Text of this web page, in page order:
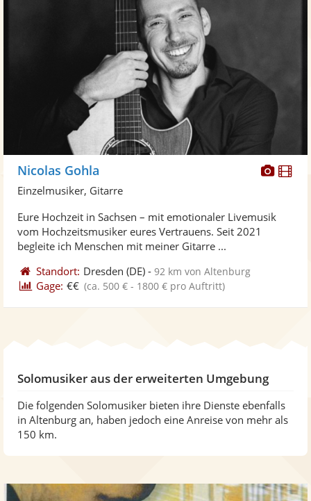
Fotos
Nicolas Gohla
Einzelmusiker, Gitarre
Eure Hochzeit in Sachsen – mit emotionaler Livemusik
vom Hochzeitsmusiker eures Vertrauens. Seit 2021
begleite ich Menschen mit meiner Gitarre ...
Standort: Dresden (DE) -92 km von Altenburg
Gage: €€ (ca. 500 € - 1800 € pro Auftritt)
Solomusiker aus der erweiterten Umgebung
Die folgenden Solomusiker bieten ihre Dienste ebenfalls
in Altenburg an, haben jedoch eine Anreise von mehr als
150 km.